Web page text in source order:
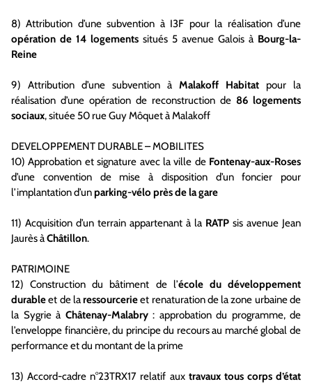
8) Attribution d’une subvention à I3F pour la réalisation d’une
opération de 14 logements situés 5 avenue Galois à Bourg-la-
Reine
9) Attribution d’une subvention à Malakoff Habitat pour la
réalisation d’une opération de reconstruction de 86 logements
sociaux, située 50 rue Guy Môquet à Malakoff
DEVELOPPEMENT DURABLE – MOBILITES
10) Approbation et signature avec la ville de Fontenay-aux-Roses
d’une convention de mise à disposition d’un foncier pour
l’implantation d’unparking-vélo près de la gare
11) Acquisition d’un terrain appartenant à la RATP sis avenue Jean
Jaurès àChâtillon.
PATRIMOINE
12) Construction du bâtiment de l’école du développement
durableet de laressourcerieet renaturation de la zone urbaine de
la Sygrie à Châtenay-Malabry: approbation du programme, de
l’enveloppe financière, du principe du recours au marché global de
performance et du montant de la prime
13) Accord-cadre n°23TRX17 relatif aux travaux tous corps d’état